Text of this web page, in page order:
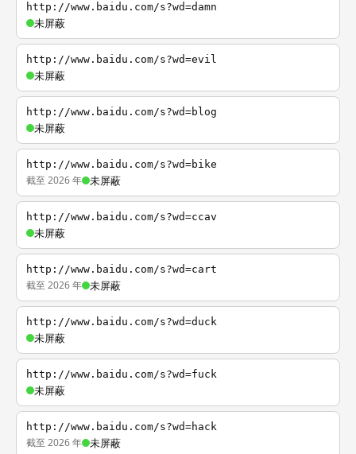
http://www.baidu.com/s?wd=damn
未屏蔽
http://www.baidu.com/s?wd=evil
未屏蔽
http://www.baidu.com/s?wd=blog
未屏蔽
http://www.baidu.com/s?wd=bike
截至 2026 年 未屏蔽
http://www.baidu.com/s?wd=ccav
未屏蔽
http://www.baidu.com/s?wd=cart
截至 2026 年 未屏蔽
http://www.baidu.com/s?wd=duck
未屏蔽
http://www.baidu.com/s?wd=fuck
未屏蔽
http://www.baidu.com/s?wd=hack
截至 2026 年 未屏蔽